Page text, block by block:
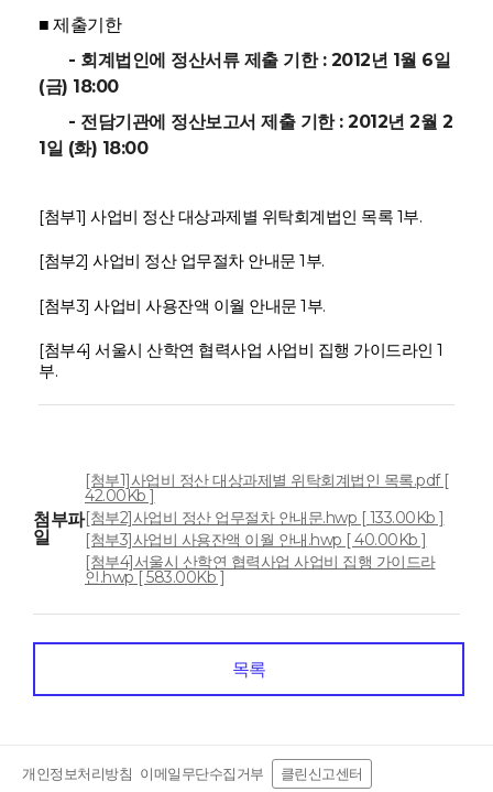
■ 제출기한
- 회계법인에 정산서류 제출 기한 : 2012년 1월 6일
(금) 18:00
- 전담기관에 정산보고서 제출 기한 : 2012년 2월 2
1일 (화) 18:00
[첨부1] 사업비 정산 대상과제별 위탁회계법인 목록 1부.
[첨부2] 사업비 정산 업무절차 안내문 1부.
[첨부3] 사업비 사용잔액 이월 안내문 1부.
[첨부4] 서울시 산학연 협력사업 사업비 집행 가이드라인 1
부.
첨부파
일
[첨부1]사업비 정산 대상과제별 위탁회계법인 목록.pdf [
42.00Kb ]
[첨부2]사업비 정산 업무절차 안내문.hwp [ 133.00Kb ]
[첨부3]사업비 사용잔액 이월 안내.hwp [ 40.00Kb ]
[첨부4]서울시 산학연 협력사업 사업비 집행 가이드라
인.hwp [ 583.00Kb ]
목록
개인정보처리방침 이메일무단수집거부 클린신고센터